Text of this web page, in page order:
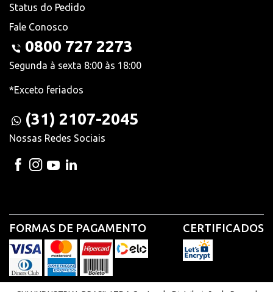
Status do Pedido
Fale Conosco
0800 727 2273
Segunda à sexta 8:00 às 18:00
*Exceto feriados
(31) 2107-2045
Nossas Redes Sociais
FORMAS DE PAGAMENTO CERTIFICADOS